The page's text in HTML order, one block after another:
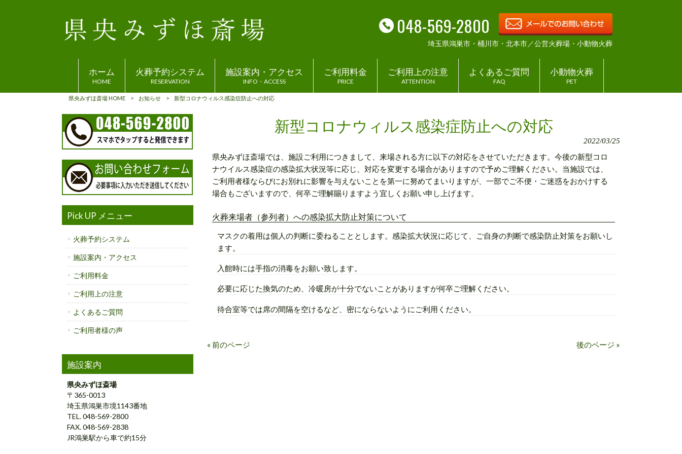
048-569-2800
埼玉県鴻巣市・桶川市・北本市／公営火葬場・小動物火葬
ホーム
HOME
火葬予約システム
RESERVATION
施設案内・アクセス
INFO・ACCESS
ご利用料金
PRICE
ご利用上の注意
ATTENTION
よくあるご質問
FAQ
小動物火葬
PET
県央みずほ斎場 HOME > お知らせ > 新型コロナウィルス感染症防止への対応
新型コロナウィルス感染症防止への対応
2022/03/25
県央みずほ斎場では、施設ご利用につきまして、来場される方に以下の対応をさせていただきます。今後の新型コロ
ナウイルス感染症の感染拡大状況等に応じ、対応を変更する場合がありますので予めご理解ください。当施設では、
ご利用者様ならびにお別れに影響を与えないことを第一に努めてまいりますが、一部でご不便・ご迷惑をおかけする
場合もございますので、何卒ご理解賜りますよう宜しくお願い申し上げます。
火葬来場者（参列者）への感染拡大防止対策について
マスクの着用は個人の判断に委ねることとします。感染拡大状況に応じて、ご自身の判断で感染防止対策をお願いし
ます。
入館時には手指の消毒をお願い致します。
必要に応じた換気のため、冷暖房が十分でないことがありますが何卒ご理解ください。
待合室等では席の間隔を空けるなど、密にならないようにご利用ください。
« 前のページ 後のページ »
Pick UP メニュー
火葬予約システム
施設案内・アクセス
ご利用料金
ご利用上の注意
よくあるご質問
ご利用者様の声
施設案内
県央みずほ斎場
〒365-0013
埼玉県鴻巣市境1143番地
TEL. 048-569-2800
FAX. 048-569-2838
JR鴻巣駅から車で約15分